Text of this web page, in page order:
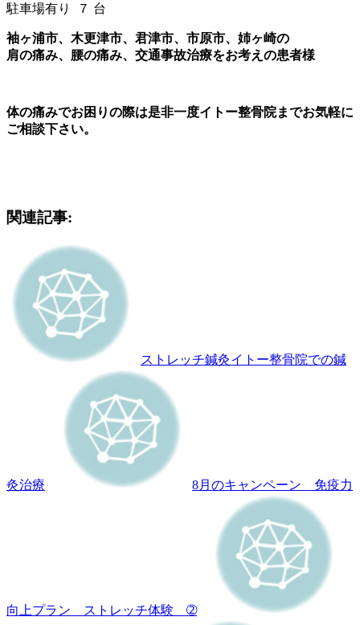
駐車場有り ７ 台
袖ヶ浦市、木更津市、君津市、市原市、姉ヶ崎の
肩の痛み、腰の痛み、交通事故治療をお考えの患者様
体の痛みでお困りの際は是非一度イトー整骨院までお気軽に
ご相談下さい。
関連記事:
ストレッチ鍼灸イトー整骨院での鍼
灸治療 8月のキャンペーン 免疫力
向上プラン ストレッチ体験 ➁